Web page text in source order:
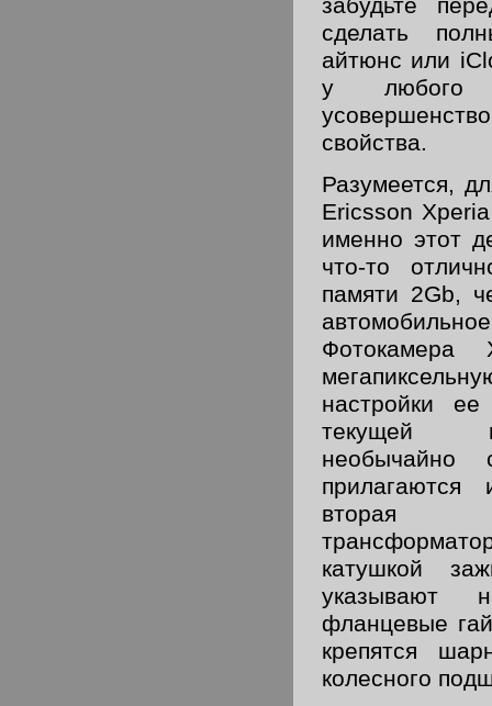
забудьте
сделать
айтюнс или
у любого
свойства.
Разумеется,
Ericsson
именно этот
что-то
памяти 2Gb,
настройки
текущей
необычайно
прилагаются
вторая
катушкой
указывают
фланцевые
крепятся
колесного